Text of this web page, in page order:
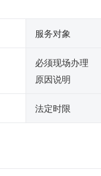
服务对象
必须现场办理
原因说明
法定时限